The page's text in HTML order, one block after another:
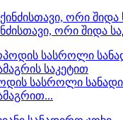
ორი შიდა
სასროლი